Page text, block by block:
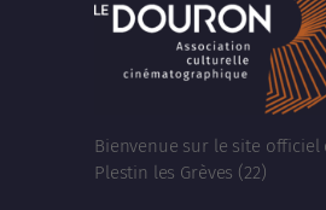
Bienvenue sur le site officiel
Plestin les Grèves (22)